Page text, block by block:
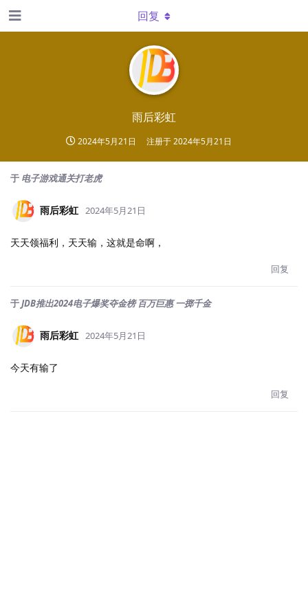
雨后彩虹
2024年5月21日 注册于2024年5月21日
回复
于 电子游戏通关打老虎
雨后彩虹 2024年5月21日
天天领福利，天天输，这就是命啊，
回复
于JDB推出2024电子爆奖夺金榜 百万巨惠 一掷千金
雨后彩虹 2024年5月21日
今天有输了
回复